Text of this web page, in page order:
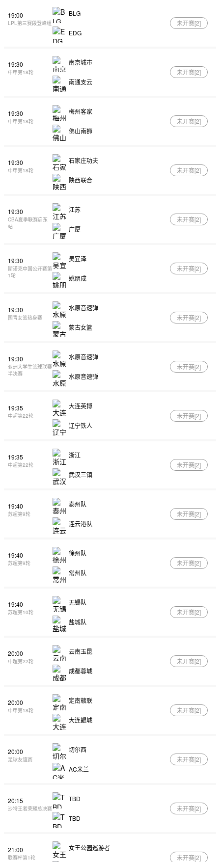
19:00
LPL第三赛段登峰组
BLG
EDG
未开赛[2]
19:30
中甲第18轮
南京城市
南通支云
未开赛[2]
19:30
中甲第18轮
梅州客家
佛山南狮
未开赛[2]
19:30
中甲第18轮
石家庄功夫
陕西联合
未开赛[2]
19:30
CBA夏季联赛启东
站
江苏
广厦
未开赛[2]
19:30
斯诺克中国公开赛第
1轮
吴宜泽
姚朋成
未开赛[2]
19:30
国青女篮热身赛
水原音速弹
蒙古女篮
未开赛[2]
19:30
亚洲大学生篮球联赛
半决赛
水原音速弹
水原音速弹
未开赛[2]
19:35
中超第22轮
大连英博
辽宁铁人
未开赛[2]
19:35
中超第22轮
浙江
武汉三镇
未开赛[2]
19:40
苏超第9轮
泰州队
连云港队
未开赛[2]
19:40
苏超第9轮
徐州队
常州队
未开赛[2]
19:40
苏超第10轮
无锡队
盐城队
未开赛[2]
20:00
中超第22轮
云南玉昆
成都蓉城
未开赛[2]
20:00
中甲第18轮
定南赣联
大连鲲城
未开赛[2]
20:00
足球友谊赛
切尔西
AC米兰
未开赛[2]
20:15
沙特王者荣耀总决赛
TBD
TBD
未开赛[2]
21:00
联赛杯第1轮
女王公园巡游者
未开赛[2]